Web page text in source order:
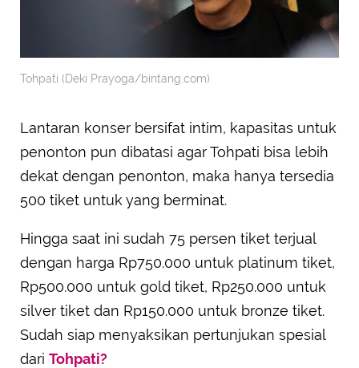
Tohpati (Deki Prayoga/bintang.com)
Lantaran konser bersifat intim, kapasitas untuk
penonton pun dibatasi agar Tohpati bisa lebih
dekat dengan penonton, maka hanya tersedia
500 tiket untuk yang berminat.
Hingga saat ini sudah 75 persen tiket terjual
dengan harga Rp750.000 untuk platinum tiket,
Rp500.000 untuk gold tiket, Rp250.000 untuk
silver tiket dan Rp150.000 untuk bronze tiket.
Sudah siap menyaksikan pertunjukan spesial
dari Tohpati?